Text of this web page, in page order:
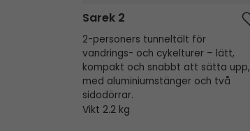
Sarek 2
2-personers tunneltält för
vandrings- och cykelturer – lätt,
kompakt och snabbt att sätta upp,
med aluminiumstänger och två
sidodörrar.
Vikt 2.2 kg